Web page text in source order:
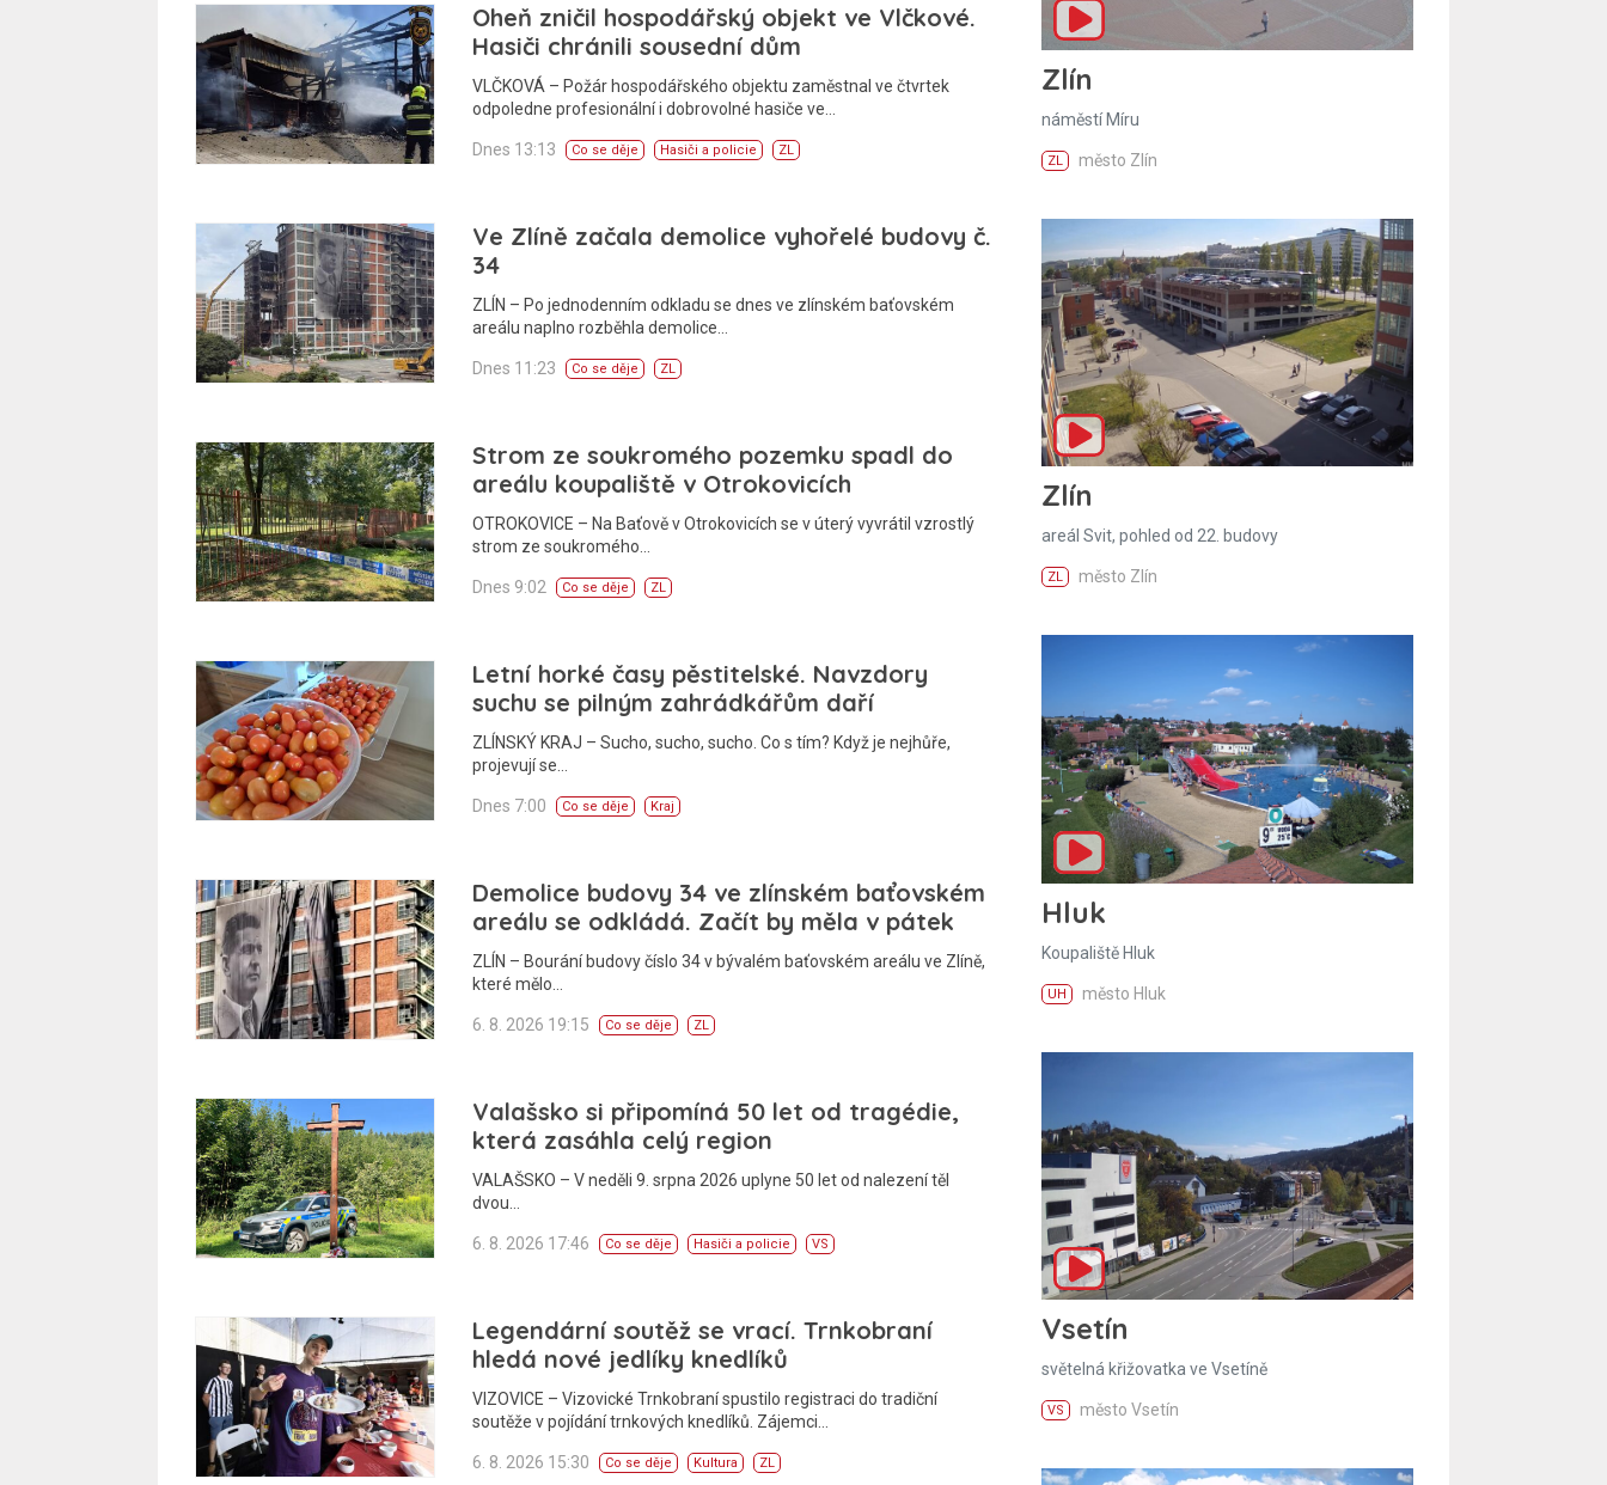
Oheň zničil hospodářský objekt ve Vlčkové.
Hasiči chránili sousední dům
VLČKOVÁ – Požár hospodářského objektu zaměstnal ve čtvrtek
odpoledne profesionální i dobrovolné hasiče ve…
Dnes 13:13 Co se děje Hasiči a policie ZL
Ve Zlíně začala demolice vyhořelé budovy č.
34
ZLÍN – Po jednodenním odkladu se dnes ve zlínském baťovském
areálu naplno rozběhla demolice…
Dnes 11:23 Co se děje ZL
Strom ze soukromého pozemku spadl do
areálu koupaliště v Otrokovicích
OTROKOVICE – Na Baťově v Otrokovicích se v úterý vyvrátil vzrostlý
strom ze soukromého…
Dnes 9:02 Co se děje ZL
Letní horké časy pěstitelské. Navzdory
suchu se pilným zahrádkářům daří
ZLÍNSKÝ KRAJ – Sucho, sucho, sucho. Co s tím? Když je nejhůře,
projevují se…
Dnes 7:00 Co se děje Kraj
Demolice budovy 34 ve zlínském baťovském
areálu se odkládá. Začít by měla v pátek
ZLÍN – Bourání budovy číslo 34 v bývalém baťovském areálu ve Zlíně,
které mělo…
6. 8. 2026 19:15 Co se děje ZL
Valašsko si připomíná 50 let od tragédie,
která zasáhla celý region
VALAŠSKO – V neděli 9. srpna 2026 uplyne 50 let od nalezení těl
dvou…
6. 8. 2026 17:46 Co se děje Hasiči a policie VS
Legendární soutěž se vrací. Trnkobraní
hledá nové jedlíky knedlíků
VIZOVICE – Vizovické Trnkobraní spustilo registraci do tradiční
soutěže v pojídání trnkových knedlíků. Zájemci…
6. 8. 2026 15:30 Co se děje Kultura ZL
Zlín
náměstí Míru
ZL město Zlín
Zlín
areál Svit, pohled od 22. budovy
ZL město Zlín
Hluk
Koupaliště Hluk
UH město Hluk
Vsetín
světelná křižovatka ve Vsetíně
VS město Vsetín